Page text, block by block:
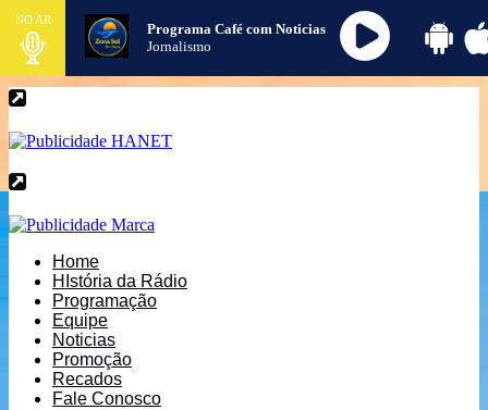
NO AR
Programa Café com Noticias
Jornalismo
Home
HIstória da Rádio
Programação
Equipe
Noticias
Promoção
Recados
Fale Conosco